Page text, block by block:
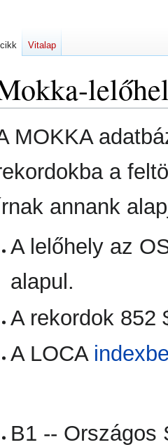
Ugrás
UgrásMOKKA
a
annank
A lelőhely az
alapul.
A rekordok 852
A LOCA
B1 -- Országos
Vitalap